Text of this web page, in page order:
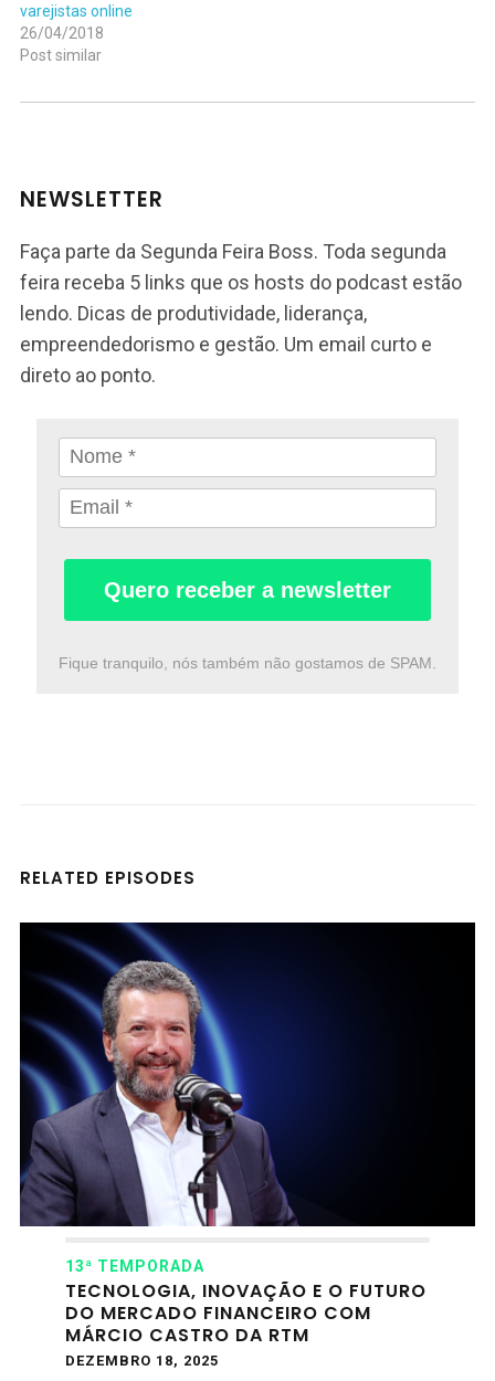
varejistas online
26/04/2018
Post similar
NEWSLETTER
Faça parte da Segunda Feira Boss. Toda segunda
feira receba 5 links que os hosts do podcast estão
lendo. Dicas de produtividade, liderança,
empreendedorismo e gestão. Um email curto e
direto ao ponto.
Quero receber a newsletter
Fique tranquilo, nós também não gostamos de SPAM.
RELATED EPISODES
13ª TEMPORADA
TECNOLOGIA, INOVAÇÃO E O FUTURO
DO MERCADO FINANCEIRO COM
MÁRCIO CASTRO DA RTM
DEZEMBRO 18, 2025